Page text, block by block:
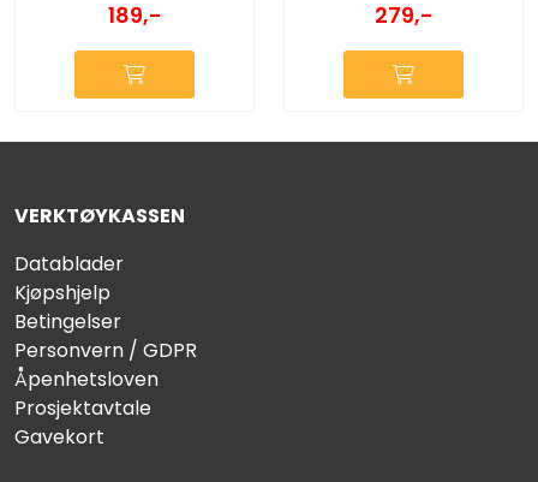
189,- 279,-
VERKTØYKASSEN
Datablader
Kjøpshjelp
Betingelser
Personvern / GDPR
Åpenhetsloven
Prosjektavtale
Gavekort